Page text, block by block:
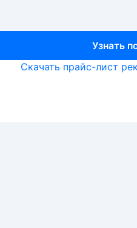
Узнать
Узнать
Скачать прайс-лист